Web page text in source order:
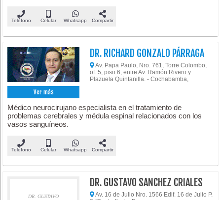
Teléfono Celular Whatsapp Compartir
Ver más
DR. RICHARD GONZALO PÁRRAGA
Av. Papa Paulo, Nro. 761, Torre Colombo,
of. 5, piso 6, entre Av. Ramón Rivero y
Plazuela Quintanilla. - Cochabamba,
Médico neurocirujano especialista en el tratamiento de
problemas cerebrales y médula espinal relacionados con los
vasos sanguíneos.
Teléfono Celular Whatsapp Compartir
DR. GUSTAVO
DR. GUSTAVO SANCHEZ CRIALES
Av. 16 de Julio Nro. 1566 Edif. 16 de Julio P.